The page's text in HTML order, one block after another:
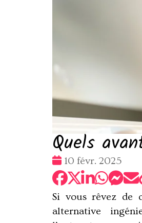
Quels
Date
:
10 févr. 2025
Si vous rêvez de
alternative